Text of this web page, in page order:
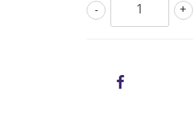
+
-